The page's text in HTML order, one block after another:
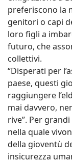
preferiscono la
genitori o capi
loro figli a
futuro, che
collettivi.
“Disperati per
paese, questi
raggiungere
mai davvero,
rive”. Per
nella quale
della gioventù
insicurezza